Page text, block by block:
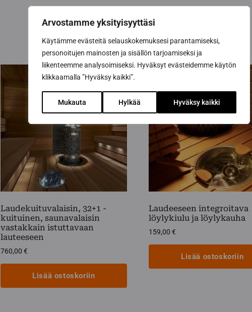
Arvostamme yksityisyyttäsi
Käytämme evästeitä selauskokemuksesi parantamiseksi,
personoitujen mainosten ja sisällön tarjoamiseksi ja
liikenteemme analysoimiseksi. Hyväksyt evästeidemme käytön
klikkaamalla ”Hyväksy kaikki”.
Mukauta Hylkää Hyväksy kaikki
Laudekuituvalaisin, 32+1 -
kuituinen, saunavalaisin
vastakkain istuttavaan
lauteeseen
760,00 €
Lisää ostoskoriin
Laudeeseen integroitava
löylykiulu ja löylykauha
159,00€
Lisää ostoskoriin